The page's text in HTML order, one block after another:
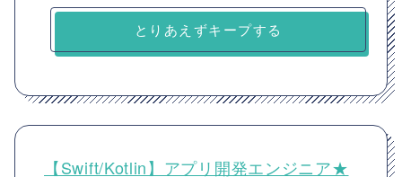
とりあえずキープする
【Swift/Kotlin】アプリ開発エンジニア★